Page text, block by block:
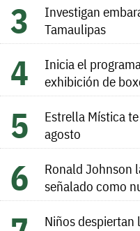
Investigan
Tamaulipas
Inicia el
exhibición de
Estrella Mística
agosto
Ronald Johnson
señalado como
Niños despiertan